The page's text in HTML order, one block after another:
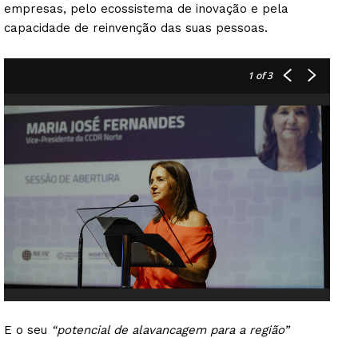
empresas, pelo ecossistema de inovação e pela
capacidade de reinvenção das suas pessoas.
1 of 3
E o seu “potencial de alavancagem para a região”